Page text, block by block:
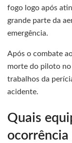
fogo logo após
grande parte da
emergência.
Após o combate
morte do piloto no
trabalhos da
acidente.
Quais
ocorrência